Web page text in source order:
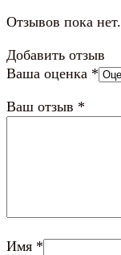
Отзывов пока нет.
Добавить отзыв
Ваша оценка *
Ваш отзыв *
Имя *